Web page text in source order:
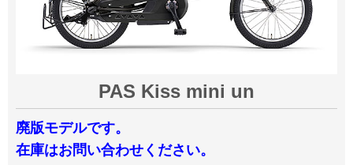
PAS Kiss mini un
廃版モデルです。
在庫はお問い合わせください。